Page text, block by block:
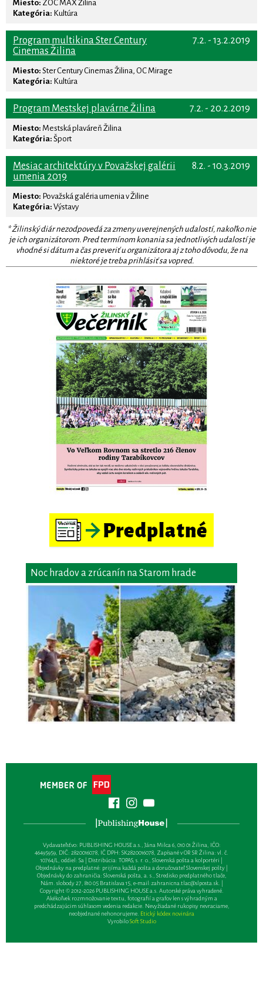
Miesto: ZOC MAX Žilina
Kategória: Kultúra
7.2. - 13.2.2019
Program multikina Ster Century
Cinemas Žilina
Miesto: Ster Century Cinemas Žilina, OC Mirage
Kategória: Kultúra
7.2. - 20.2.2019
Program Mestskej plavárne Žilina
Miesto: Mestská plaváreň Žilina
Kategória: Šport
8.2. - 10.3.2019
Mesiac architektúry v Považskej galérii
umenia 2019
Miesto: Považská galéria umenia v Žiline
Kategória: Výstavy
* Žilinský diár nezodpovedá za zmeny uverejnených udalostí, nakoľko nie
je ich organizátorom. Pred termínom konania sa jednotlivých udalostí je
vhodné si dátum a čas preveriť u organizátora aj z toho dôvodu, že na
niektoré je treba prihlásiť sa vopred.
Noc hradov a zrúcanín na Starom hrade
Vydavateľsťvo: PUBLISHING HOUSE a.s., Jána Milca 6, 010 01 Žilina, IČO:
46495959, DIČ: 2820016078, IČ DPH: SK2820016078, Zapísané v OR SR Žilina: vl. č.
10764/L, oddiel: Sa | Distribúcia: TOPAS, s. r. o., Slovenská pošta a kolportéri |
Objednávky na predplatné: prijíma každá pošta a doručovateľ Slovenskej pošty |
Objednávky do zahraničia: Slovenská pošta, a. s., Stredisko predplatného tlače,
Nám. slobody 27, 810 05 Bratislava 15, e-mail:zahranicna.tlac@slposta.sk. |
Copyright © 2012-2026 PUBLISHING HOUSE a.s. Autorské práva vyhradené.
Akékoľvek rozmnožovanie textu, fotografií a grafov len s výhradným a
predchádzajúcim súhlasom vedenia redakcie. Nevyžiadané rukopisy nevraciame,
neobjednané nehonorujeme. Etický kódex novinára
VyrobiloSoft Studio